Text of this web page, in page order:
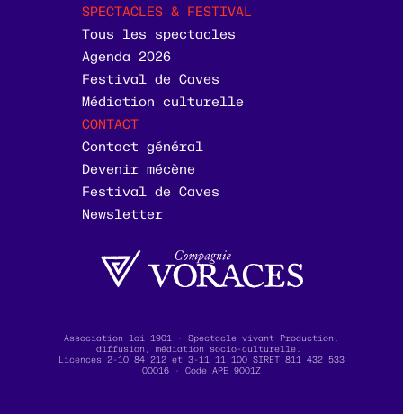
Association loi 1901 · Spectacle vivant Production,
diffusion, médiation socio-culturelle.
Licences 2-10 84 212 et 3-11 11 100 SIRET 811 432 533
00016 · Code APE 9001Z
SPECTACLES & FESTIVAL
Tous les spectacles
Agenda 2026
Festival de Caves
Médiation culturelle
CONTACT
Contact général
Devenir mécène
Festival de Caves
Newsletter